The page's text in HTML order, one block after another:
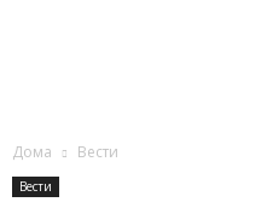
Дома Вести
Вести